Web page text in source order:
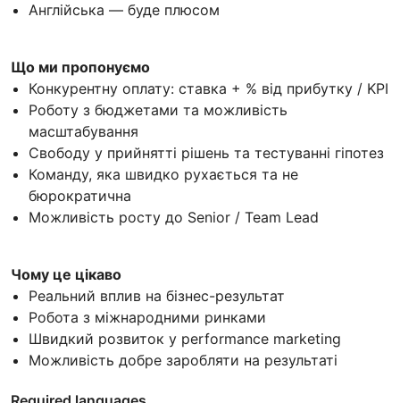
Англійська — буде плюсом
Що ми пропонуємо
Конкурентну оплату: ставка + % від прибутку / KPI
Роботу з бюджетами та можливість
масштабування
Свободу у прийнятті рішень та тестуванні гіпотез
Команду, яка швидко рухається та не
бюрократична
Можливість росту до Senior / Team Lead
Чому це цікаво
Реальний вплив на бізнес-результат
Робота з міжнародними ринками
Швидкий розвиток у performance marketing
Можливість добре заробляти на результаті